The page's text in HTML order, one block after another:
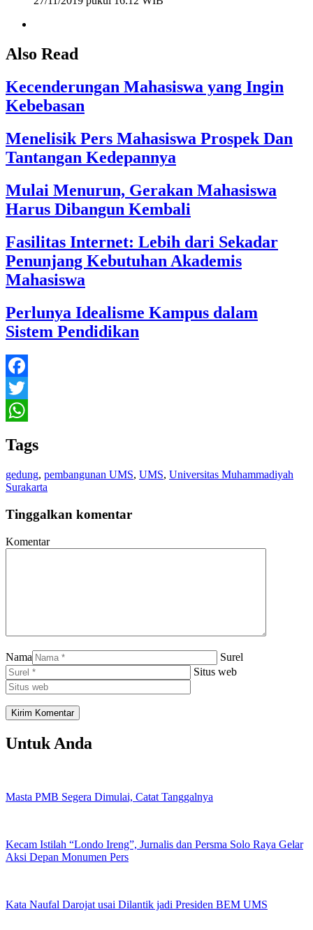
Also Read
Kecenderungan Mahasiswa yang Ingin
Kebebasan
Menelisik Pers Mahasiswa Prospek Dan
Tantangan Kedepannya
Mulai Menurun, Gerakan Mahasiswa
Harus Dibangun Kembali
Fasilitas Internet: Lebih dari Sekadar
Penunjang Kebutuhan Akademis
Mahasiswa
Perlunya Idealisme Kampus dalam
Sistem Pendidikan
Facebook
Twitter
Tags
gedung, pembangunan UMS, UMS, Universitas Muhammadiyah
Surakarta
Tinggalkan komentar
Komentar
Nama
Surel
Situs web
Untuk Anda
Masta PMB Segera Dimulai, Catat Tanggalnya
Kecam Istilah “Londo Ireng”, Jurnalis dan Persma Solo Raya Gelar
Aksi Depan Monumen Pers
Kata Naufal Darojat usai Dilantik jadi Presiden BEM UMS